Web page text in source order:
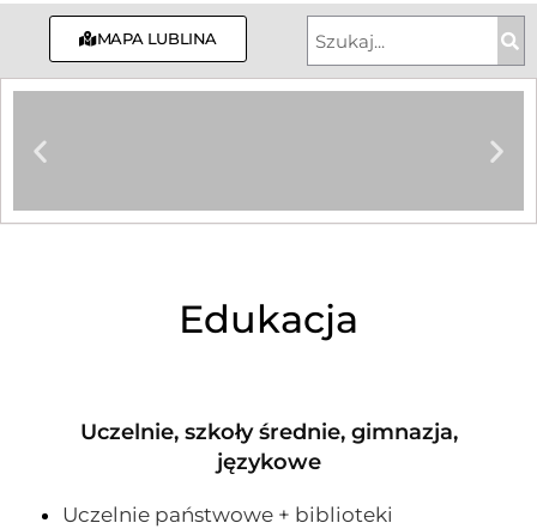
MAPA LUBLINA
Edukacja
Uczelnie, szkoły średnie, gimnazja,
językowe
Uczelnie państwowe + biblioteki